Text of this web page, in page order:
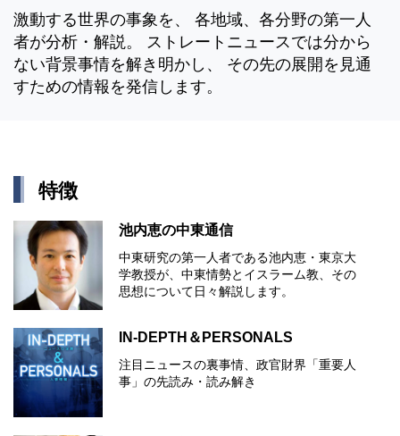
激動する世界の事象を、 各地域、各分野の第一人
者が分析・解説。 ストレートニュースでは分から
ない背景事情を解き明かし、 その先の展開を見通
すための情報を発信します。
特徴
池内恵の中東通信
中東研究の第⼀⼈者である池内恵・東京⼤
学教授が、中東情勢とイスラーム教、その
思想について⽇々解説します。
IN-DEPTH＆PERSONALS
注目ニュースの裏事情、政官財界「重要人
事」の先読み・読み解き